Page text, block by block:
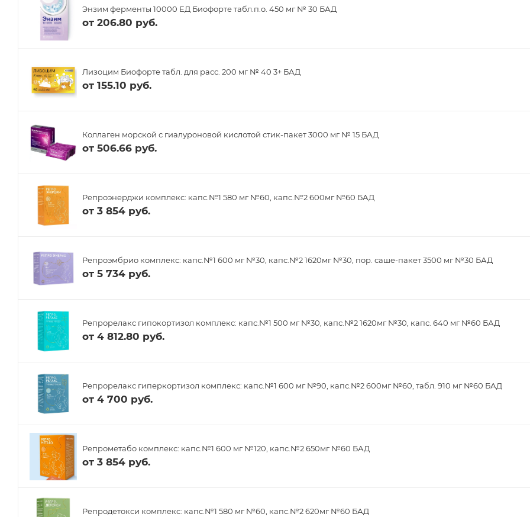
Энзим ферменты 10000 ЕД Биофорте табл.п.о. 450 мг № 30 БАД
от 206.80 руб.
Лизоцим Биофорте табл. для расс. 200 мг № 40 3+ БАД
от 155.10 руб.
Коллаген морской с гиалуроновой кислотой стик-пакет 3000 мг № 15 БАД
от 506.66 руб.
Репроэнерджи комплекс: капс.№1 580 мг №60, капс.№2 600мг №60 БАД
от 3 854 руб.
Репроэмбрио комплекс: капс.№1 600 мг №30, капс.№2 1620мг №30, пор. саше-пакет 3500 мг №30 БАД
от 5 734 руб.
Репрорелакс гипокортизол комплекс: капс.№1 500 мг №30, капс.№2 1620мг №30, капс. 640 мг №60 БАД
от 4 812.80 руб.
Репрорелакс гиперкортизол комплекс: капс.№1 600 мг №90, капс.№2 600мг №60, табл. 910 мг №60 БАД
от 4 700 руб.
Репрометабо комплекс: капс.№1 600 мг №120, капс.№2 650мг №60 БАД
от 3 854 руб.
Репродетокси комплекс: капс.№1 580 мг №60, капс.№2 620мг №60 БАД